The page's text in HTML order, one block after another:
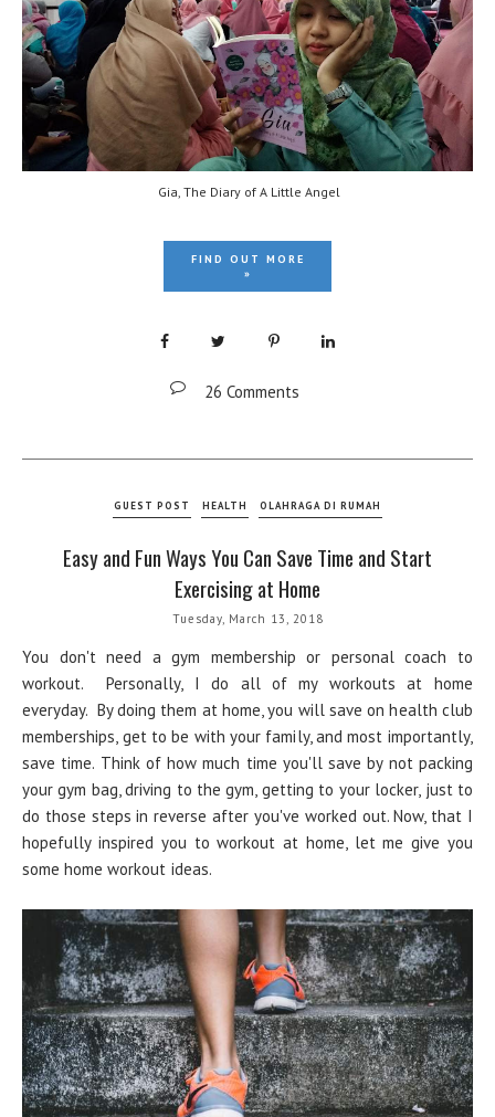
Gia, The Diary of A Little Angel
FIND OUT MORE
»
26 Comments
GUEST POST HEALTH OLAHRAGA DI RUMAH
Easy and Fun Ways You Can Save Time and Start
Exercising at Home
Tuesday, March 13, 2018
You don't need a gym membership or personal coach to
workout. Personally, I do all of my workouts at home
everyday. By doing them at home, you will save on health club
memberships, get to be with your family, and most importantly,
save time. Think of how much time you'll save by not packing
your gym bag, driving to the gym, getting to your locker, just to
do those steps in reverse after you've worked out. Now, that I
hopefully inspired you to workout at home, let me give you
some home workout ideas.